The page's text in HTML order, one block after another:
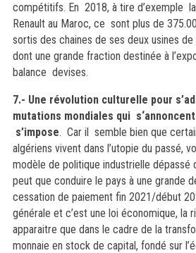
compétitifs. En 2018, à tire d’exemple
Renault au Maroc, ce sont plus de
sortis des chaines de ses deux usines de
dont une grande fraction destinée à
balance devises.
7.- Une révolution culturelle pour
mutations mondiales qui
s’impose. Car il semble bien que
algériens vivent dans l’utopie du passé,
modèle de politique industrielle dépassé
peut que conduire le pays à une grande
cessation de paiement fin 2021/début
générale et c’est une loi économique, la
apparaitre que dans le cadre de la
monnaie en stock de capital, fondé sur